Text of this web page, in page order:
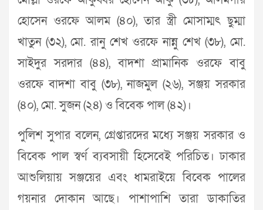
হোসেন ওরফে আলম (৪০), তার স্ত্রী মোসাম্মৎ ছুম্মা
খাতুন (৩২), মো. রানু শেখ ওরফে নান্নু শেখ (৩৮), মো.
সাইদুর সরদার (৪৪), বাদশা প্রামানিক ওরফে বাবু
ওরফে বাদশা বাবু (৩৮), নাজমুল (২৬), সঞ্জয় সরকার
(৪০), মো. সুজন (২৪) ও বিবেক পাল (৪২)।
পুলিশ ‍সুপার বলেন, গ্রেপ্তারদের মধ্যে সঞ্জয় সরকার ও
বিবেক পাল স্বর্ণ ব্যবসায়ী হিসেবেই পরিচিত। ঢাকার
আশুলিয়ায় সঞ্জয়ের এবং ধামরাইয়ে বিবেক পালের
গয়নার দোকান আছে। পাশাপাশি তারা ডাকাতির